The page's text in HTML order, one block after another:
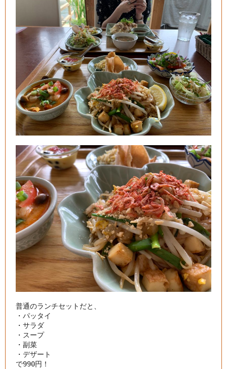
普通のランチセットだと、
・パッタイ
・サラダ
・スープ
・副菜
・デザート
で990円！